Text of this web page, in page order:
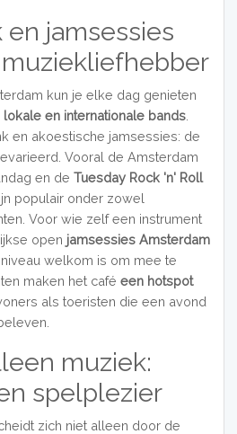
jamsessies
kun je elke dag genieten
lokale en internationale bands.
en akoestische jamsessies: de
Vooral de Amsterdam
en de Tuesday Rock 'n' Roll
populair onder zowel
Voor wie zelf een instrument
open jamsessies Amsterdam
welkom is om mee te
maken het café een hotspot
als toeristen die een avond
muziek:
spelplezier
zich niet alleen door de